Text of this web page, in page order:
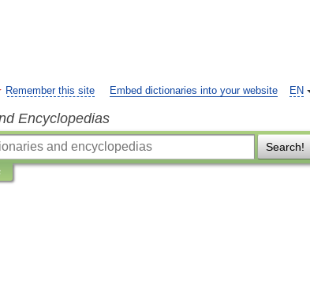
EN
Remember this site Embed dictionaries into your website
Encyclopedias
Search!